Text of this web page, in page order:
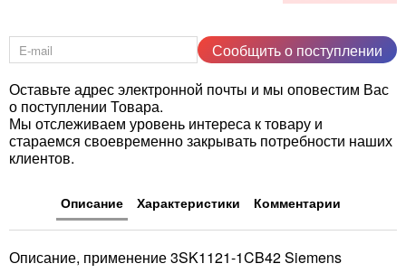
Сообщить о поступлении
Оставьте адрес электронной почты и мы оповестим Вас
о поступлении Товара.
Мы отслеживаем уровень интереса к товару и
стараемся своевременно закрывать потребности наших
клиентов.
Описание Характеристики Комментарии
Описание, применение 3SK1121-1CB42 Siemens